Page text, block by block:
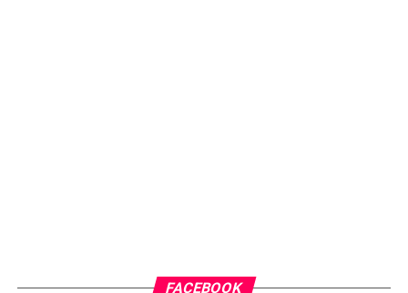
FACEBOOK